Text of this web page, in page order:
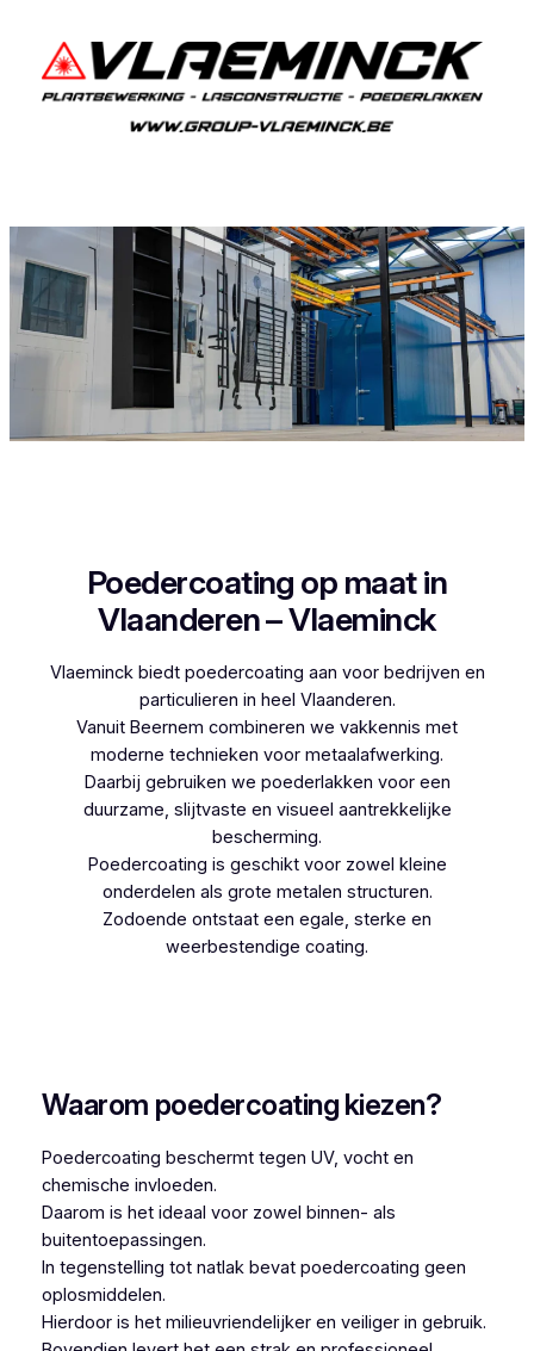
Poedercoating op maat in
Vlaanderen – Vlaeminck
Vlaeminck biedt poedercoating aan voor bedrijven en
particulieren in heel Vlaanderen.
Vanuit Beernem combineren we vakkennis met
moderne technieken voor metaalafwerking.
Daarbij gebruiken we poederlakken voor een
duurzame, slijtvaste en visueel aantrekkelijke
bescherming.
Poedercoating is geschikt voor zowel kleine
onderdelen als grote metalen structuren.
Zodoende ontstaat een egale, sterke en
weerbestendige coating.
Waarom poedercoating kiezen?
Poedercoating beschermt tegen UV, vocht en
chemische invloeden.
Daarom is het ideaal voor zowel binnen- als
buitentoepassingen.
In tegenstelling tot natlak bevat poedercoating geen
oplosmiddelen.
Hierdoor is het milieuvriendelijker en veiliger in gebruik.